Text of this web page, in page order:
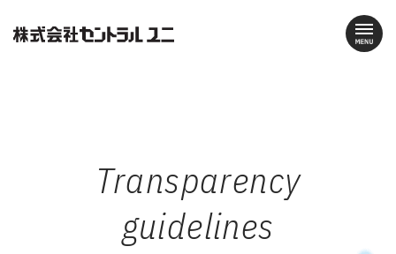
Transparency
guidelines